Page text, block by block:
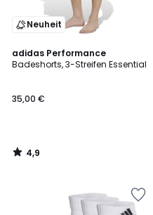
Neuheit
adidas Performance
Badeshorts, 3-Streifen Essential
35,00 €
4,9
/ 5
4,9
/